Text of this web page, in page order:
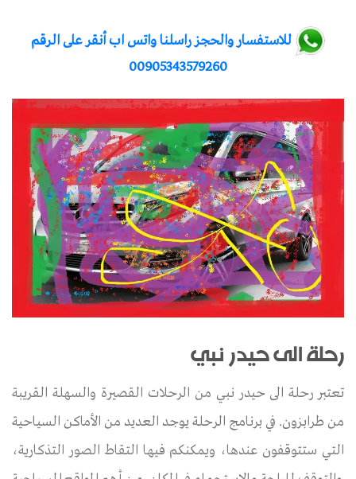
للاستفسار والحجز راسلنا واتس اب أنقر على الرقم
00905343579260
رحلة الى حيدر نبي
تعتبر رحلة الى حيدر نبي من الرحلات القصيرة والسهلة القريبة
من طرابزون. في برنامج الرحلة يوجد العديد من الأماكن السياحية
التي ستتوقفون عندها، ويمكنكم فيها التقاط الصور التذكارية،